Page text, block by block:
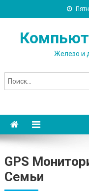
Железо и
GPS
Семьи